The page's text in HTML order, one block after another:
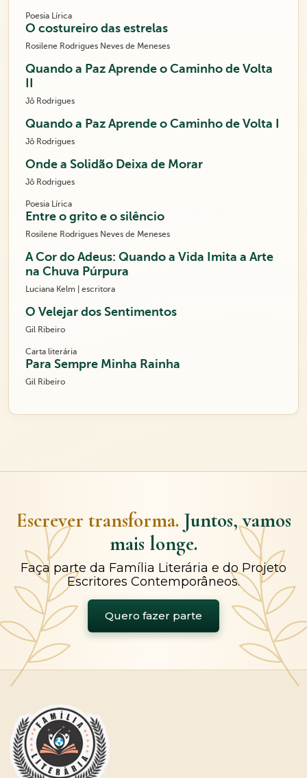
Poesia Lírica
O costureiro das estrelas
Rosilene Rodrigues Neves de Meneses
Quando a Paz Aprende o Caminho de Volta
Jô Rodrigues
Quando a Paz Aprende o Caminho de Volta I
Jô Rodrigues
Onde a Solidão Deixa de Morar
Jô Rodrigues
Poesia Lírica
Entre o grito e o silêncio
Rosilene Rodrigues Neves de Meneses
A Cor do Adeus: Quando a Vida Imita a Arte
na Chuva Púrpura
Luciana Kelm | escritora
O Velejar dos Sentimentos
Gil Ribeiro
Carta literária
Para Sempre Minha Rainha
Gil Ribeiro
Escrever transforma. Juntos, vamos
mais longe.
Faça parte da Família Literária e do Projeto
Escritores Contemporâneos.
Quero fazer parte